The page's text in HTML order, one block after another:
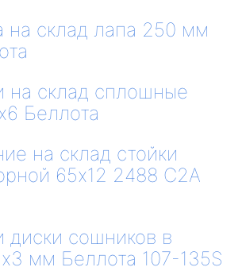
на склад лапа 250 мм
на склад сплошные
Беллота
на склад стойки
65х12 2488 С2А
диски сошников в
мм Беллота 107-135S